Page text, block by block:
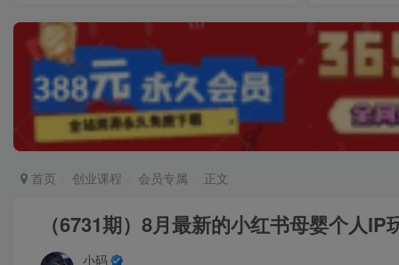
首页 创业课程 会员专属 正文
（6731期）8月最新的小红书母婴个人
小码